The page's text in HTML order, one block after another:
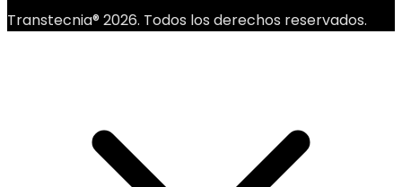
Transtecnia® 2026. Todos los derechos reservados.